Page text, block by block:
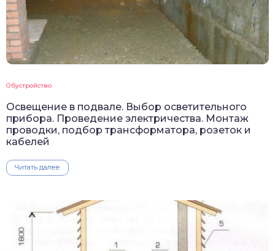
Обустройство
Освещение в подвале. Выбор осветительного
прибора. Проведение электричества. Монтаж
проводки, подбор трансформатора, розеток и
кабелей
Читать далее